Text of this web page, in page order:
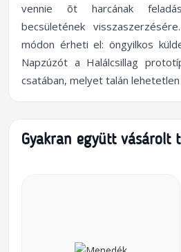
vennie õt harcának
becsületének
módon érheti el: öngyilkos
Napzúzót a Halálcsillag
csatában, melyet talán lehetetlen
Gyakran együtt vásárolt